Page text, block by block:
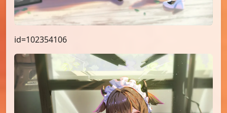
id=102354106